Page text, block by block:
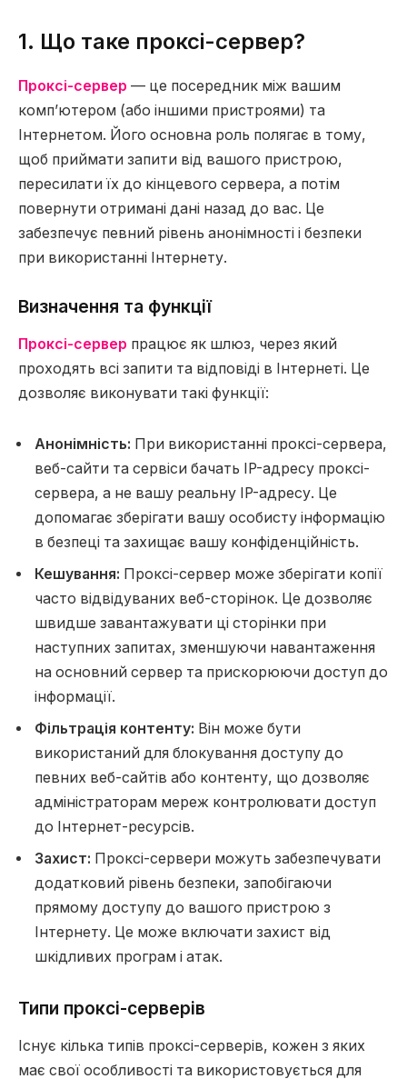
1. Що таке проксі-сервер?
Проксі-сервер — це посередник між вашим
комп’ютером (або іншими пристроями) та
Інтернетом. Його основна роль полягає в тому,
щоб приймати запити від вашого пристрою,
пересилати їх до кінцевого сервера, а потім
повернути отримані дані назад до вас. Це
забезпечує певний рівень анонімності і безпеки
при використанні Інтернету.
Визначення та функції
Проксі-сервер працює як шлюз, через який
проходять всі запити та відповіді в Інтернеті. Це
дозволяє виконувати такі функції:
Анонімність: При використанні проксі-сервера,
веб-сайти та сервіси бачать IP-адресу проксі-
сервера, а не вашу реальну IP-адресу. Це
допомагає зберігати вашу особисту інформацію
в безпеці та захищає вашу конфіденційність.
Кешування: Проксі-сервер може зберігати копії
часто відвідуваних веб-сторінок. Це дозволяє
швидше завантажувати ці сторінки при
наступних запитах, зменшуючи навантаження
на основний сервер та прискорюючи доступ до
інформації.
Фільтрація контенту: Він може бути
використаний для блокування доступу до
певних веб-сайтів або контенту, що дозволяє
адміністраторам мереж контролювати доступ
до Інтернет-ресурсів.
Захист: Проксі-сервери можуть забезпечувати
додатковий рівень безпеки, запобігаючи
прямому доступу до вашого пристрою з
Інтернету. Це може включати захист від
шкідливих програм і атак.
Типи проксі-серверів
Існує кілька типів проксі-серверів, кожен з яких
має свої особливості та використовується для